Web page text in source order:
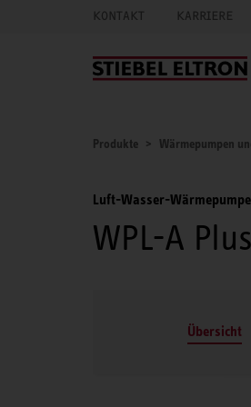
KONTAKT KARRIERE
Produkte Wärmepumpen
Luft-Wasser-
WPL-A Plus
Übersicht